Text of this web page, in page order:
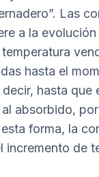
Las
a la
hasta el
hasta
absorbido,
forma, la
incremento de